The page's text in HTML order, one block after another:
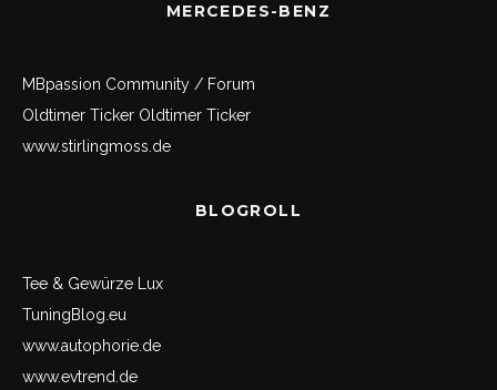
MERCEDES-BENZ
MBpassion Community / Forum
Oldtimer Ticker Oldtimer Ticker
www.stirlingmoss.de
BLOGROLL
Tee & Gewürze Lux
TuningBlog.eu
www.autophorie.de
www.evtrend.de